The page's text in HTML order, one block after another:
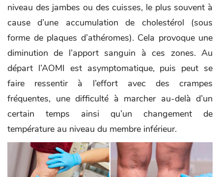
niveau des jambes ou des cuisses, le plus souvent à
cause d’une accumulation de cholestérol (sous
forme de plaques d’athéromes). Cela provoque une
diminution de l’apport sanguin à ces zones. Au
départ l’AOMI est asymptomatique, puis peut se
faire ressentir à l’effort avec des crampes
fréquentes, une difficulté à marcher au-delà d’un
certain temps ainsi qu’un changement de
température au niveau du membre inférieur.